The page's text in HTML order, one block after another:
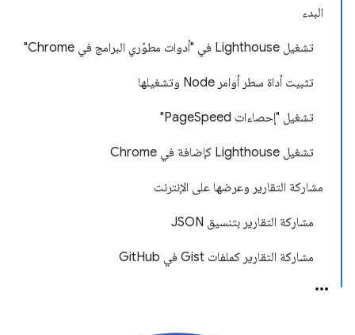
البدء
تشغيل Lighthouse في "أدوات مطوّري البرامج في Chrome"
تثبيت أداة سطر أوامر Node وتشغيلها
تشغيل "إحصاءات PageSpeed"
تشغيل Lighthouse كإضافة في Chrome
مشاركة التقارير وعرضها على الإنترنت
مشاركة التقارير بتنسيق JSON
مشاركة التقارير كملفات Gist في GitHub